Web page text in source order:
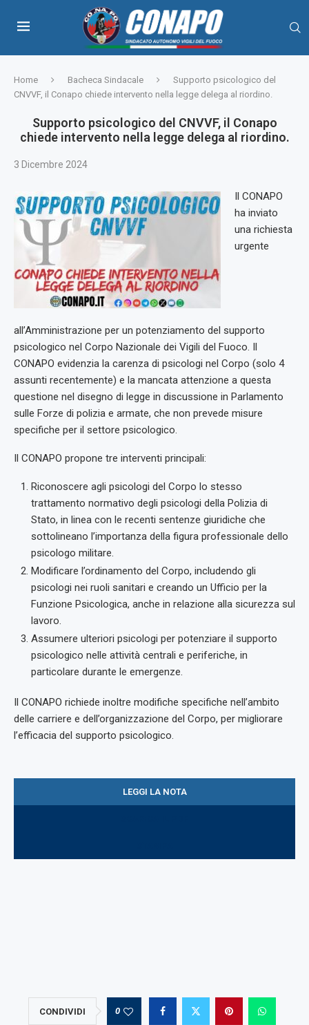
Home Bacheca Sindacale
Supporto psicologico del
CNVVF, il Conapo chiede intervento nella legge delega al riordino.
Supporto psicologico del CNVVF, il Conapo
chiede intervento nella legge delega al riordino.
3 Dicembre 2024
Il CONAPO
ha inviato
una richiesta
urgente
all’Amministrazione per un potenziamento del supporto
psicologico nel Corpo Nazionale dei Vigili del Fuoco. Il
CONAPO evidenzia la carenza di psicologi nel Corpo (solo 4
assunti recentemente) e la mancata attenzione a questa
questione nel disegno di legge in discussione in Parlamento
sulle Forze di polizia e armate, che non prevede misure
specifiche per il settore psicologico.
Il CONAPO propone tre interventi principali:
Riconoscere agli psicologi del Corpo lo stesso
trattamento normativo degli psicologi della Polizia di
Stato, in linea con le recenti sentenze giuridiche che
sottolineano l’importanza della figura professionale dello
psicologo militare.
Modificare l’ordinamento del Corpo, includendo gli
psicologi nei ruoli sanitari e creando un Ufficio per la
Funzione Psicologica, anche in relazione alla sicurezza sul
lavoro.
Assumere ulteriori psicologi per potenziare il supporto
psicologico nelle attività centrali e periferiche, in
particolare durante le emergenze.
Il CONAPO richiede inoltre modifiche specifiche nell’ambito
delle carriere e dell’organizzazione del Corpo, per migliorare
l’efficacia del supporto psicologico.
LEGGI LA NOTA
CONDIVIDI 0